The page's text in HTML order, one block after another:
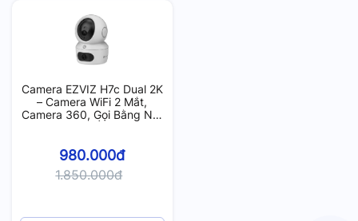
Camera EZVIZ H7c Dual 2K
– Camera WiFi 2 Mắt,
Camera 360, Gọi Bằng Nút
980.000đ
1.850.000đ